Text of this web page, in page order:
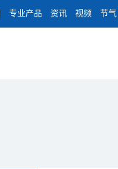
专业产品 资讯 视频 节气